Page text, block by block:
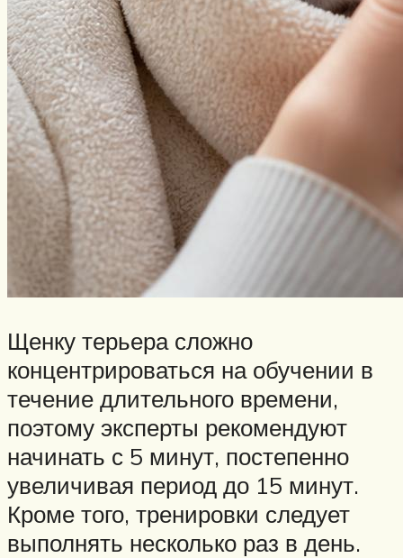
Щенку терьера сложно
концентрироваться на обучении в
течение длительного времени,
поэтому эксперты рекомендуют
начинать с 5 минут, постепенно
увеличивая период до 15 минут.
Кроме того, тренировки следует
выполнять несколько раз в день.